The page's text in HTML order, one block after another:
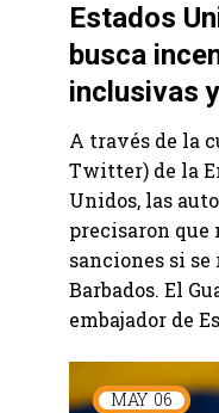
Estados
busca
inclusivas
A través de la
Twitter) de la
Unidos, las
precisaron
sanciones si
Barbados. El
embajador de
MAY 06